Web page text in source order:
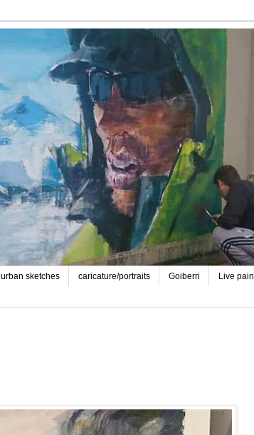
urban sketches caricature/portraits Goiberri Live